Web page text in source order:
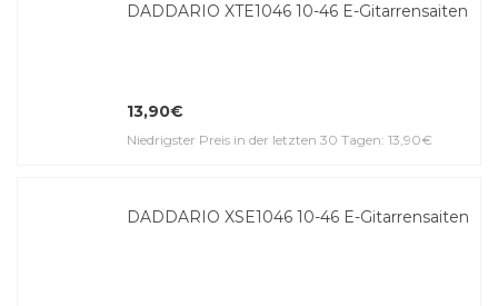
DADDARIO XTE1046 10-46 E-Gitar­ren­saiten
13,90€
Niedrigster Preis in der letzten 30 Tagen: 13,90€
DADDARIO XSE1046 10-46 E-Gitar­ren­saiten